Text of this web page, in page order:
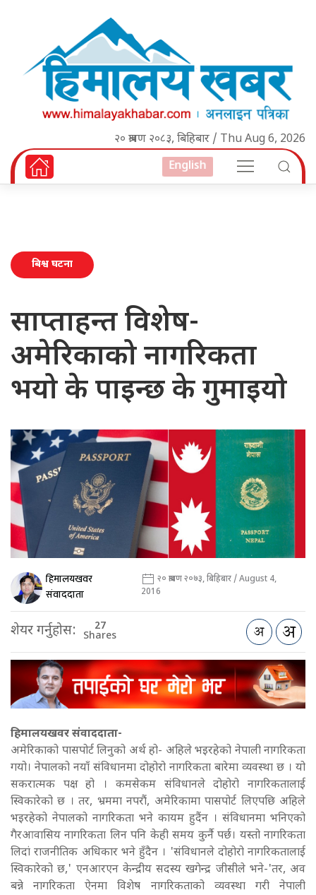
२० श्रावण २०८३, बिहिबार / Thu Aug 6, 2026
English
बिश्व घटना
साप्ताहन्त विशेष-
अमेरिकाको नागरिकता
भयो के पाइन्छ के गुमाइयो
हिमालयखवर
संवाददाता
२० श्रावण २०७३, बिहिबार / August 4,
2016
शेयर गर्नुहोस: 27
Shares
हिमालयखवर संवाददाता-
अमेरिकाको पासपोर्ट लिनुको अर्थ हो- अहिले भइरहेको नेपाली नागरिकता
गयो। नेपालको नयाँ संविधानमा दोहोरो नागरिकता बारेमा व्यवस्था छ । यो
सकरात्मक पक्ष हो । कमसेकम संविधानले दोहोरो नागरिकतालाई
स्विकारेको छ । तर, भ्रममा नपरौं, अमेरिकामा पासपोर्ट लिएपछि अहिले
भइरहेको नेपालको नागरिकता भने कायम हुदैंन । संविधानमा भनिएको
गैरआवासिय नागरिकता लिन पनि केही समय कुर्नै पर्छ। यस्तो नागरिकता
लिदां राजनीतिक अधिकार भने हुँदैन । 'संविधानले दोहोरो नागरिकतालाई
स्विकारेको छ,' एनआरएन केन्द्रीय सदस्य खगेन्द्र जीसीले भने-'तर, अव
बन्ने नागरिकता ऐनमा विशेष नागरिकताको व्यवस्था गरी नेपाली